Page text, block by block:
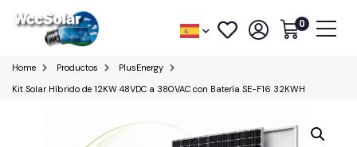
0
Home Productos
PlusEnergy
Kit Solar Híbrido de 12KW 48VDC a 380VAC con Batería SE-F16 32KWH